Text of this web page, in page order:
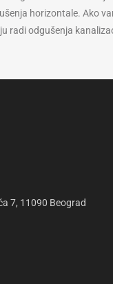
horizontale. Ako
radi odgušenja
7, 11090 Beograd